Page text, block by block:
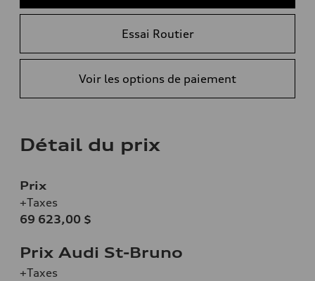
Essai Routier
Voir les options de paiement
Détail du prix
Prix
+Taxes
69 623,00 $
Prix Audi St-Bruno
+Taxes